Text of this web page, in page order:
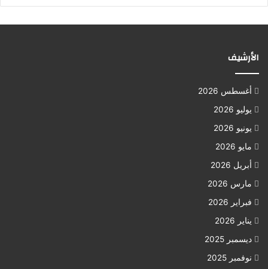
الأرشيف
أغسطس 2026
يوليو 2026
يونيو 2026
مايو 2026
أبريل 2026
مارس 2026
فبراير 2026
يناير 2026
ديسمبر 2025
نوفمبر 2025